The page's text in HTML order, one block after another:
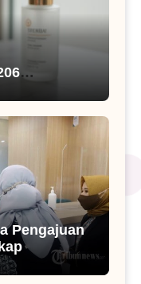
Breast-
Pengajuan